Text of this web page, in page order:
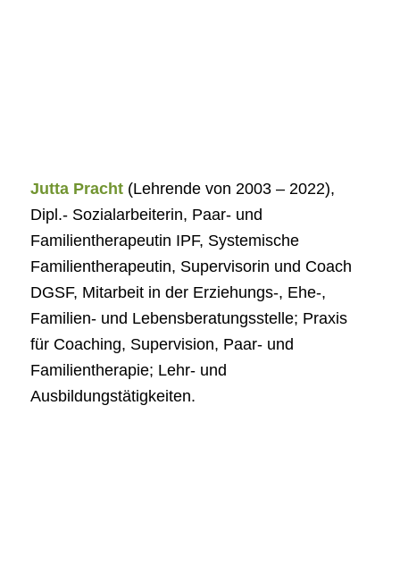
Jutta Pracht (Lehrende von 2003 – 2022),
Dipl.- Sozialarbeiterin, Paar- und
Familientherapeutin IPF, Systemische
Familientherapeutin, Supervisorin und Coach
DGSF, Mitarbeit in der Erziehungs-, Ehe-,
Familien- und Lebensberatungsstelle; Praxis
für Coaching, Supervision, Paar- und
Familientherapie; Lehr- und
Ausbildungstätigkeiten.